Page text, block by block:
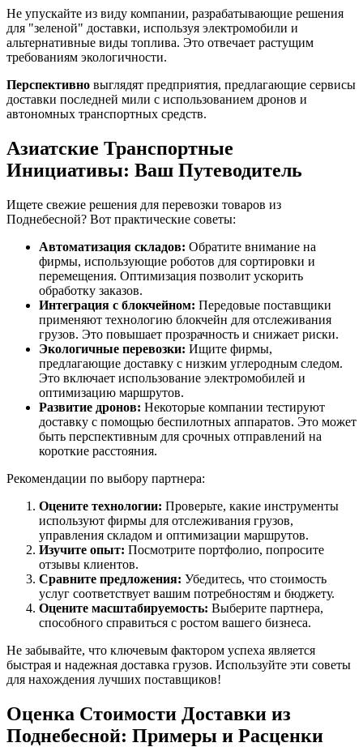
Не упускайте из виду компании, разрабатывающие решения
для "зеленой" доставки, используя электромобили и
альтернативные виды топлива. Это отвечает растущим
требованиям экологичности.
Перспективно выглядят предприятия, предлагающие сервисы
доставки последней мили с использованием дронов и
автономных транспортных средств.
Азиатские Транспортные
Инициативы: Ваш Путеводитель
Ищете свежие решения для перевозки товаров из
Поднебесной? Вот практические советы:
Автоматизация складов: Обратите внимание на
фирмы, использующие роботов для сортировки и
перемещения. Оптимизация позволит ускорить
обработку заказов.
Интеграция с блокчейном: Передовые поставщики
применяют технологию блокчейн для отслеживания
грузов. Это повышает прозрачность и снижает риски.
Экологичные перевозки: Ищите фирмы,
предлагающие доставку с низким углеродным следом.
Это включает использование электромобилей и
оптимизацию маршрутов.
Развитие дронов: Некоторые компании тестируют
доставку с помощью беспилотных аппаратов. Это может
быть перспективным для срочных отправлений на
короткие расстояния.
Рекомендации по выбору партнера:
Оцените технологии: Проверьте, какие инструменты
используют фирмы для отслеживания грузов,
управления складом и оптимизации маршрутов.
Изучите опыт: Посмотрите портфолио, попросите
отзывы клиентов.
Сравните предложения: Убедитесь, что стоимость
услуг соответствует вашим потребностям и бюджету.
Оцените масштабируемость: Выберите партнера,
способного справиться с ростом вашего бизнеса.
Не забывайте, что ключевым фактором успеха является
быстрая и надежная доставка грузов. Используйте эти советы
для нахождения лучших поставщиков!
Оценка Стоимости Доставки из
Поднебесной: Примеры и Расценки